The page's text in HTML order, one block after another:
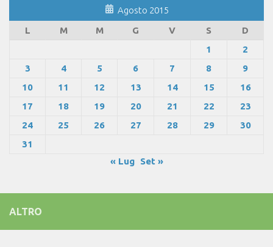
Agosto 2015
L
M M G V S
D
1
2
3
4 5 6 7 8
9
10
11 12 13 14 15
16
17
18 19 20 21 22
23
24
25 26 27 28 29
30
31
« Lug
Set »
ALTRO